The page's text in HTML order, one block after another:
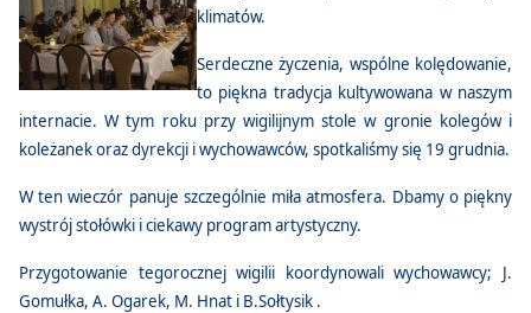
klimatów.
Serdeczne życzenia, wspólne kolędowanie,
to piękna tradycja kultywowana w naszym
internacie. W tym roku przy wigilijnym stole w gronie kolegów i
koleżanek oraz dyrekcji i wychowawców, spotkaliśmy się 19 grudnia.
W ten wieczór panuje szczególnie miła atmosfera. Dbamy o piękny
wystrój stołówki i ciekawy program artystyczny.
Przygotowanie tegorocznej wigilii koordynowali wychowawcy; J.
Gomułka, A. Ogarek, M. Hnat i B.Sołtysik .